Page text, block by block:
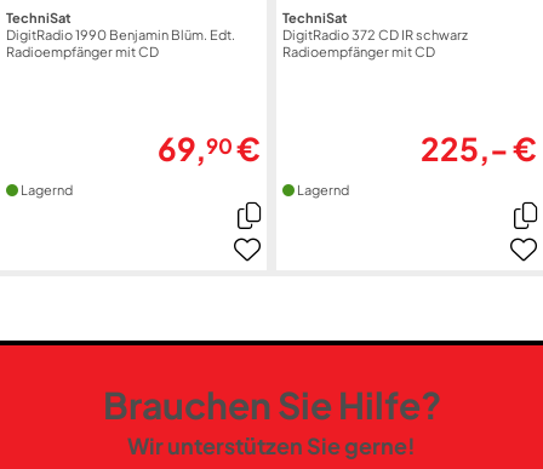
TechniSat
DigitRadio 1990 Benjamin Blüm. Edt.
Radioempfänger mit CD
69,90€
Lagernd
TechniSat
DigitRadio 372 CD IR schwarz
Radioempfänger mit CD
225,- €
Lagernd
Brauchen Sie Hilfe?
Wir unterstützen Sie gerne!